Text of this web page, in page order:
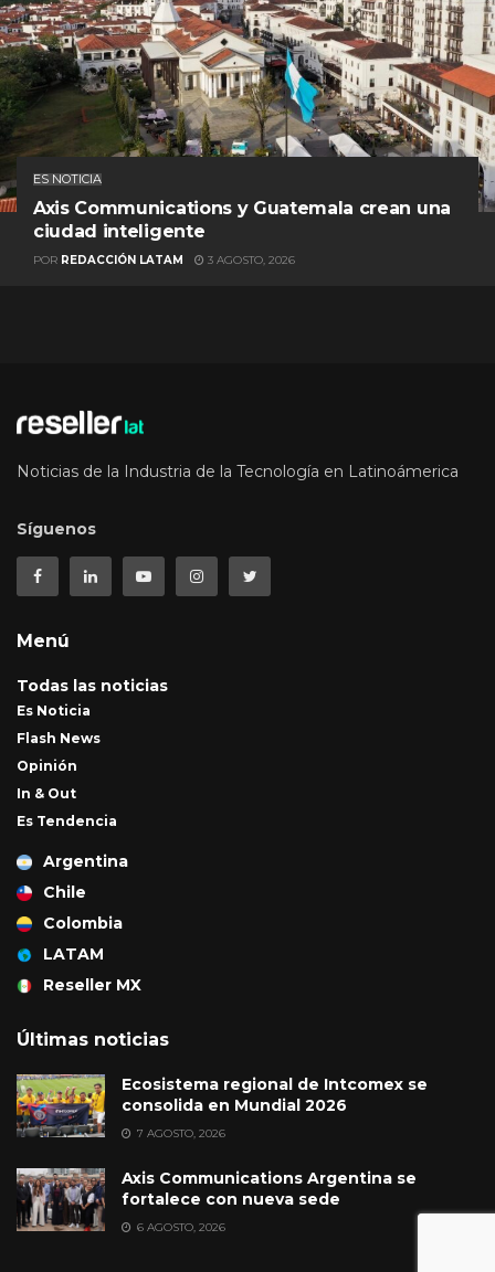
ES NOTICIA
Axis Communications y Guatemala crean una
ciudad inteligente
POR REDACCIÓN LATAM 3 AGOSTO, 2026
Noticias de la Industria de la Tecnología en Latinoámerica
Síguenos
Menú
Todas las noticias
Es Noticia
Flash News
Opinión
In & Out
Es Tendencia
Argentina
Chile
Colombia
LATAM
Reseller MX
Últimas noticias
Ecosistema regional de Intcomex se
consolida en Mundial 2026
7 AGOSTO, 2026
Axis Communications Argentina se
fortalece con nueva sede
6 AGOSTO, 2026